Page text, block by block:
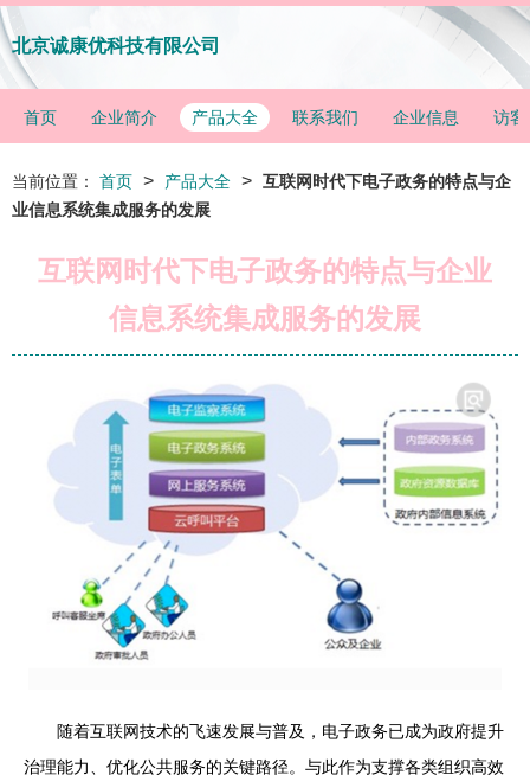
北京诚康优科技有限公司
首页 企业简介 产品大全 联系我们 企业信息 访客
当前位置： 首页 > 产品大全 > 互联网时代下电子政务的特点与企
业信息系统集成服务的发展
互联网时代下电子政务的特点与企业
信息系统集成服务的发展
随着互联网技术的飞速发展与普及，电子政务已成为政府提升
治理能力、优化公共服务的关键路径。与此作为支撑各类组织高效